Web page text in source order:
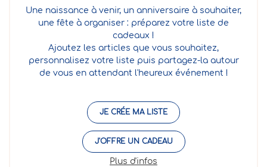
Une naissance à venir, un anniversaire à souhaiter,
une fête à organiser : préparez votre liste de
cadeaux !
Ajoutez les articles que vous souhaitez,
personnalisez votre liste puis partagez-la autour
de vous en attendant l'heureux événement !
JE CRÉE MA LISTE
J'OFFRE UN CADEAU
Plus d'infos